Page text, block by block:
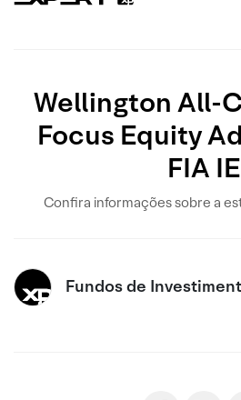
Wellington All-
Focus Equity
FIA IE
Confira informações sobre a
Fundos de